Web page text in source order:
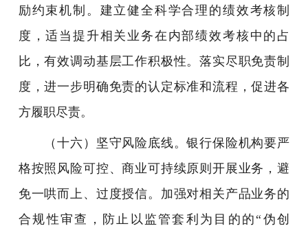
励约束机制。建立健全科学合理的绩效考核制
度，适当提升相关业务在内部绩效考核中的占
比，有效调动基层工作积极性。落实尽职免责制
度，进一步明确免责的认定标准和流程，促进各
方履职尽责。
（十六）坚守风险底线。银行保险机构要严
格按照风险可控、商业可持续原则开展业务，避
免一哄而上、过度授信。加强对相关产品业务的
合规性审查，防止以监管套利为目的的“伪创